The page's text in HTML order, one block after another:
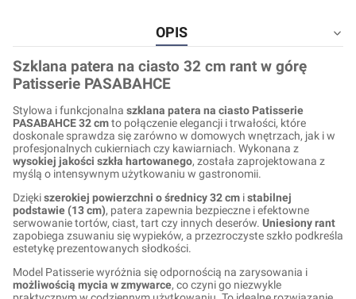
OPIS
Szklana patera na ciasto 32 cm rant w górę
Patisserie PASABAHCE
Stylowa i funkcjonalna szklana patera na ciasto Patisserie
PASABAHCE 32 cmto połączenie elegancji i trwałości, które
doskonale sprawdza się zarówno w domowych wnętrzach, jak i w
profesjonalnych cukierniach czy kawiarniach. Wykonana z
wysokiej jakości szkła hartowanego, została zaprojektowana z
myślą o intensywnym użytkowaniu w gastronomii.
Dziękiszerokiej powierzchni o średnicy 32 cm istabilnej
podstawie (13 cm), patera zapewnia bezpieczne i efektowne
serwowanie tortów, ciast, tart czy innych deserów. Uniesiony rant
zapobiega zsuwaniu się wypieków, a przezroczyste szkło podkreśla
estetykę prezentowanych słodkości.
Model Patisserie wyróżnia się odpornością na zarysowania i
możliwością mycia w zmywarce, co czyni go niezwykle